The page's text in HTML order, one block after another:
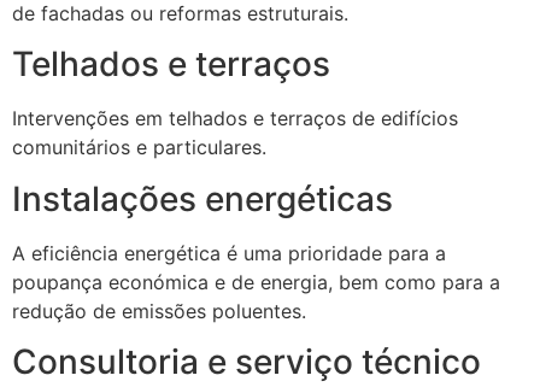
de fachadas ou reformas estruturais.
Telhados e terraços
Intervenções em telhados e terraços de edifícios
comunitários e particulares.
Instalações energéticas
A eficiência energética é uma prioridade para a
poupança económica e de energia, bem como para a
redução de emissões poluentes.
Consultoria e serviço técnico